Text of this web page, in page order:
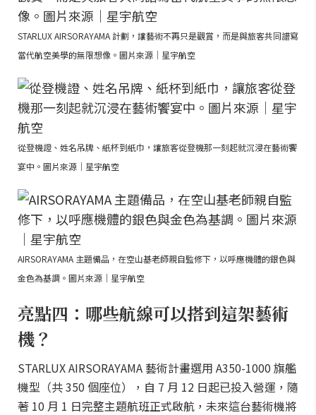
STARLUX AIRSORAYAMA 計劃，讓藝術不再只是觀賞，而是與旅客共同譜寫
當代航空美學的無限想像。圖片來源｜星宇航空
從登機證、姓名吊牌、紙杯到紙巾，讓旅客從登機那一刻起就沉浸在藝術饗
宴中。圖片來源｜星宇航空
AIRSORAYAMA 主題備品，在空山基老師親自監修下，以呼應機體的銀色與
金色為基調。圖片來源｜星宇航空
亮點四：哪些航線可以搭到這架藝術
機？
STARLUX AIRSORAYAMA 藝術計畫選用 A350-1000 旗艦
機型（共 350 個座位），自 7 月 12 日起已投入營運，隨
著 10 月 1 日完整主題航班正式啟航，未來這台藝術機將